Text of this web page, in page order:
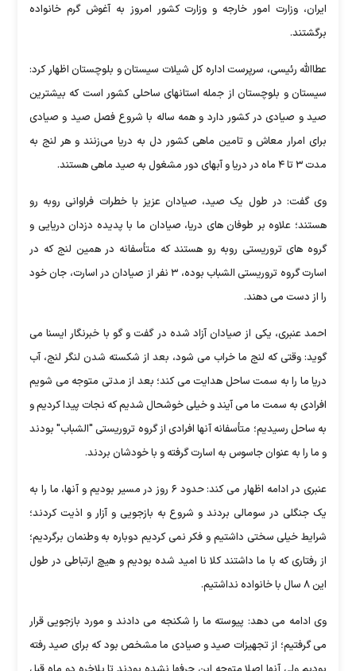
ایران، وزارت امور خارجه و وزارت کشور امروز به آغوش گرم خانواده
برگشتند.
عطاالله رئیسی، سرپرست‌ اداره کل شیلات سیستان و بلوچستان اظهار کرد:
سیستان و بلوچستان از جمله استانهای ساحلی کشور است که بیشترین
صید و صیادی در کشور دارد و همه ساله با شروع فصل صید و صیادی
برای امرار معاش و تامین ماهی کشور دل به دریا می‌زنند و هر لنج به
مدت ۳ تا ۴ ماه در دریا و آبهای دور مشغول به صید ماهی هستند.
وی گفت: در طول یک صید، صیادان عزیز با خطرات فراوانی روبه رو
هستند؛ علاوه بر طوفان های دریا، صیادان ما با پدیده دزدان دریایی و
گروه های تروریستی روبه رو هستند که متأسفانه در همین لنج که در
اسارت گروه تروریستی الشباب بوده، ۳ نفر از صیادان در اسارت، جان خود
را از دست می دهند.
احمد عنبری، یکی از صیادان آزاد شده در گفت و گو با خبرنگار ایسنا می
گوید: وقتی که لنج ما خراب می شود، بعد از شکسته شدن لنگر لنج، آب
دریا ما را به سمت ساحل هدایت می کند؛ بعد از مدتی متوجه می شویم
افرادی به سمت ما می آیند و خیلی خوشحال شدیم که نجات پیدا کردیم و
به ساحل رسیدیم؛ متأسفانه آنها افرادی از گروه تروریستی "الشباب" بودند
و ما را به عنوان جاسوس به اسارت گرفته و با خودشان بردند.
عنبری در ادامه اظهار می کند: حدود ۶ روز در مسیر بودیم و آنها، ما را به
یک جنگلی در سومالی بردند و شروع به بازجویی و آزار و اذیت کردند؛
شرایط خیلی سختی داشتیم و فکر نمی کردیم دوباره به وطنمان برگردیم؛
از رفتاری که با ما داشتند کلا نا امید شده بودیم و هیچ ارتباطی در طول
این ۸ سال با خانواده نداشتیم.
وی ادامه می دهد: پیوسته ما را شکنجه می دادند و مورد بازجویی قرار
می گرفتیم؛ از تجهیزات صید و صیادی ما مشخص بود که برای صید رفته